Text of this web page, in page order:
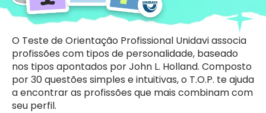
O Teste de Orientação Profissional Unidavi associa
profissões com tipos de personalidade, baseado
nos tipos apontados por John L. Holland. Composto
por 30 questões simples e intuitivas, o T.O.P. te ajuda
a encontrar as profissões que mais combinam com
seu perfil.